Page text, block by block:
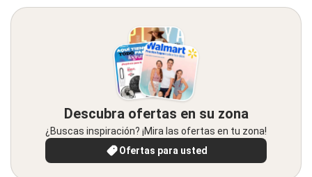
Descubra ofertas en su zona
¿Buscas inspiración? ¡Mira las ofertas en tu zona!
Ofertas para usted